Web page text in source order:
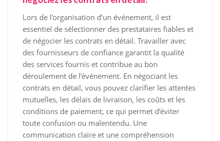
Lors de l’organisation d’un événement, il est
essentiel de sélectionner des prestataires fiables et
de négocier les contrats en détail. Travailler avec
des fournisseurs de confiance garantit la qualité
des services fournis et contribue au bon
déroulement de l’événement. En négociant les
contrats en détail, vous pouvez clarifier les attentes
mutuelles, les délais de livraison, les coûts et les
conditions de paiement, ce qui permet d’éviter
toute confusion ou malentendu. Une
communication claire et une compréhension